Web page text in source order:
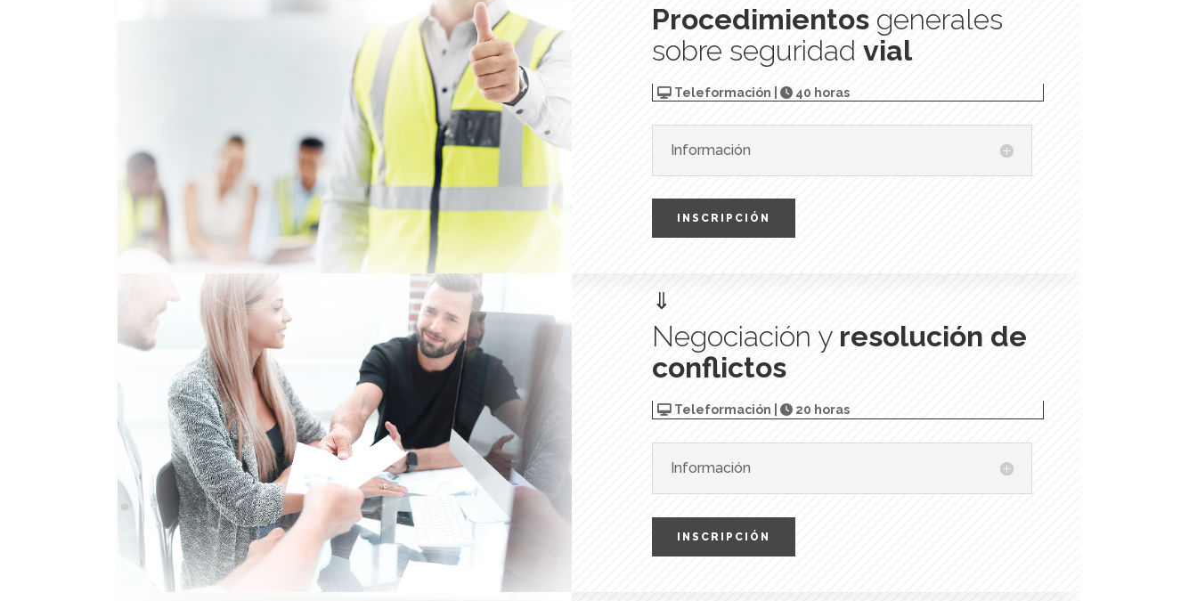
Procedimientosgenerales
sobre seguridad vial
Teleformación | 40 horas
Información
INSCRIPCIÓN
⇓
Negociación y resolución de
conflictos
Teleformación | 20 horas
Información
INSCRIPCIÓN